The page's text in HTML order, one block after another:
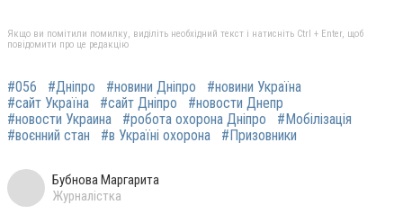
Якщо ви помітили помилку, виділіть необхідний текст і натисніть Ctrl + Enter, щоб
повідомити про це редакцію
#056 #Дніпро #новини Дніпро
#новини Україна
#сайт Україна
#сайт Дніпро
#новости Днепр
#новости Украина
#робота охорона Дніпро
#Мобілізація
#воєнний стан
#в Україні охорона #Призовники
Бубнова Маргарита
Журналістка